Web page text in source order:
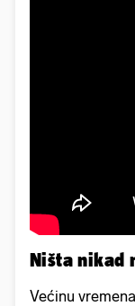
Ništa nikad
Većinu